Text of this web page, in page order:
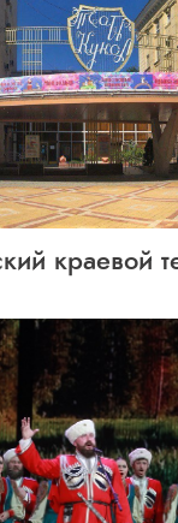
краевой